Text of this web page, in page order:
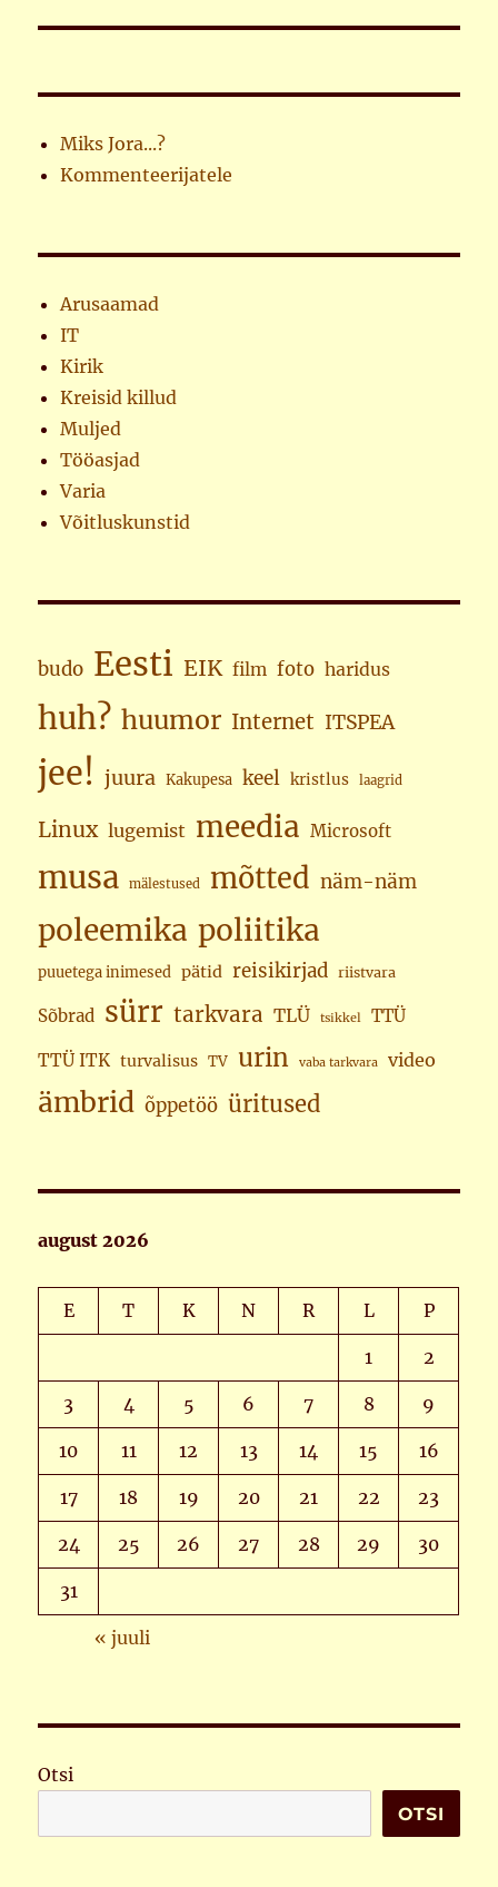
Miks Jora...?
Kommenteerijatele
Arusaamad
IT
Kirik
Kreisid killud
Muljed
Tööasjad
Varia
Võitluskunstid
budo Eesti EIK film foto haridus
huh? huumor Internet ITSPEA
jee! juura Kakupesa keel kristlus laagrid
Linux lugemist meedia Microsoft
musa mälestused mõtted näm-näm
poleemika poliitika
puuetega inimesed pätid reisikirjad riistvara
Sõbrad sürr tarkvara TLÜ tsikkel TTÜ
TTÜ ITK turvalisus TV urin vaba tarkvara video
ämbrid õppetöö üritused
august 2026
E T K N R L P
1 2
3 4 5 6 7 8 9
10 11 12 13 14 15 16
17 18 19 20 21 22 23
24 25 26 27 28 29 30
31
« juuli
Otsi
OTSI